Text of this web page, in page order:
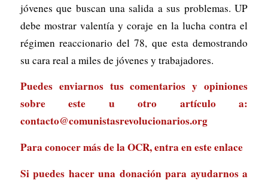
jóvenes que buscan una salida a sus problemas. UP
debe mostrar valentía y coraje en la lucha contra el
régimen reaccionario del 78, que esta demostrando
su cara real a miles de jóvenes y trabajadores.
Puedes enviarnos tus comentarios y opiniones
sobre este u otro artículo a:
contacto@comunistasrevolucionarios.org
Para conocer más de la OCR, entra eneste enlace
Si puedes hacer una donación para ayudarnos a